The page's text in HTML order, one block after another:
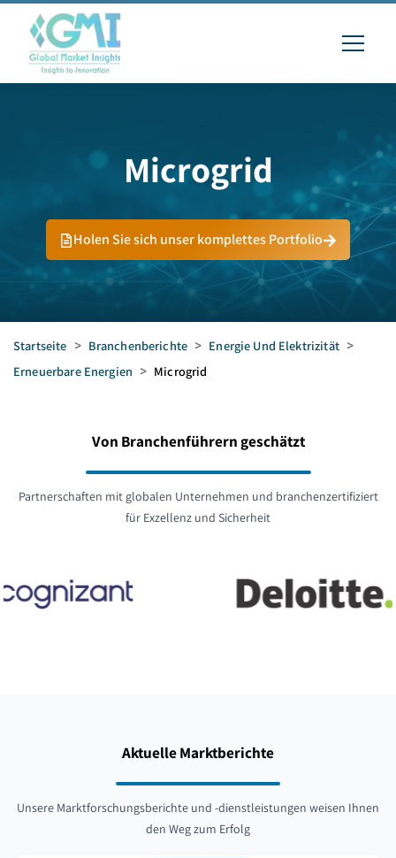
Microgrid
Holen Sie sich unser komplettes Portfolio
Startseite > Branchenberichte > Energie Und Elektrizität >
Erneuerbare Energien > Microgrid
Von Branchenführern geschätzt
Partnerschaften mit globalen Unternehmen und branchenzertifiziert
für Exzellenz und Sicherheit
Aktuelle Marktberichte
Unsere Marktforschungsberichte und -dienstleistungen weisen Ihnen
den Weg zum Erfolg